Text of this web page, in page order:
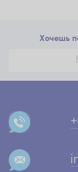
Хочешь